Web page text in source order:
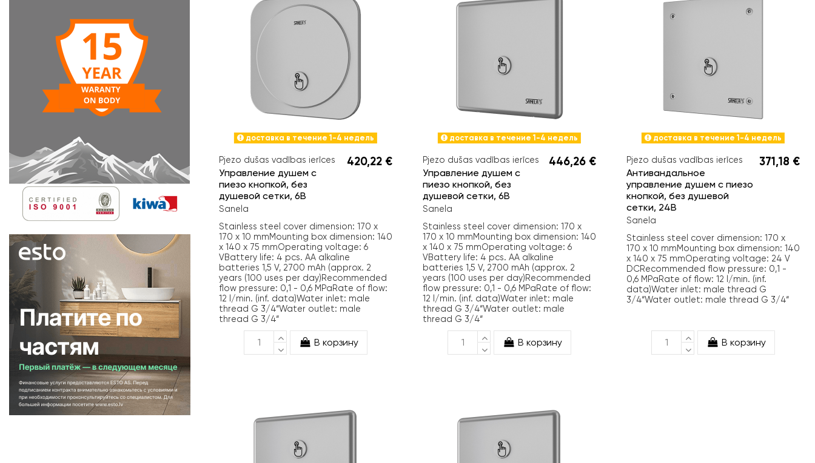
доставка в течение 1-4 недель
Pjezo dušas vadības ierīces
Управление душем с
пиезо кнопкой, без
душевой сетки, 6В
Sanela
420,22 €
Stainless steel cover dimension: 170 x
170 x 10 mmMounting box dimension: 140
x 140 x 75 mmOperating voltage: 6
VBattery life: 4 pcs. AA alkaline
batteries 1,5 V, 2700 mAh (approx. 2
years (100 uses per day)Recommended
flow pressure: 0,1 - 0,6 MPaRate of flow:
12 l/min. (inf. data)Water inlet: male
thread G 3/4“Water outlet: male
thread G 3/4“
В корзину
доставка в течение 1-4 недель
Pjezo dušas vadības ierīces
Управление душем с
пиезо кнопкой, без
душевой сетки, 6B
Sanela
446,26 €
Stainless steel cover dimension: 170 x
170 x 10 mmMounting box dimension: 140
x 140 x 75 mmOperating voltage: 6
VBattery life: 4 pcs. AA alkaline
batteries 1,5 V, 2700 mAh (approx. 2
years (100 uses per day)Recommended
flow pressure: 0,1 - 0,6 MPaRate of flow:
12 l/min. (inf. data)Water inlet: male
thread G 3/4“Water outlet: male
thread G 3/4“
В корзину
доставка в течение 1-4 недель
Pjezo dušas vadības ierīces
Антивандальное
управление душем с пиезо
кнопкой, без душевой
сетки, 24В
Sanela
371,18 €
Stainless steel cover dimension: 170 x
170 x 10 mmMounting box dimension: 140
x 140 x 75 mmOperating voltage: 24 V
DCRecommended flow pressure: 0,1 -
0,6 MPaRate of flow: 12 l/min. (inf.
data)Water inlet: male thread G
3/4“Water outlet: male thread G 3/4“
В корзину